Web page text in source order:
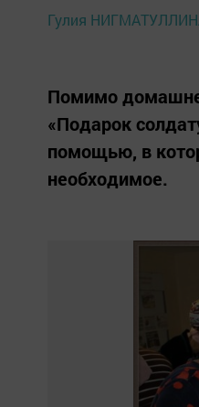
Гулия
Помимо
«Подарок
помощью, в
необходимое.